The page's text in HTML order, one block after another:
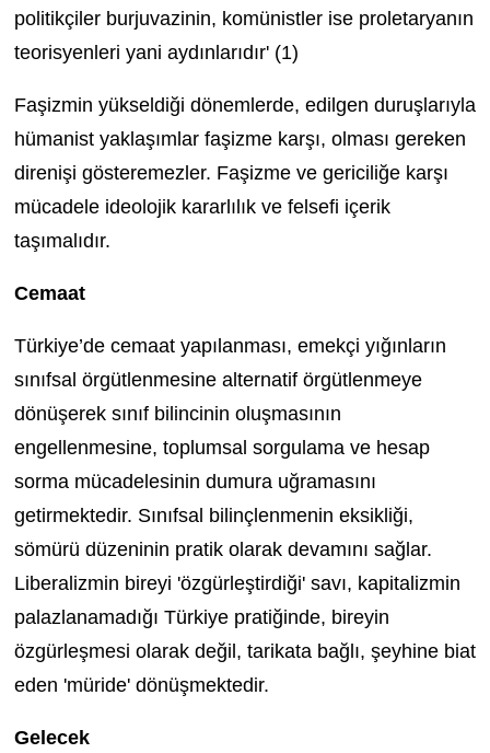
politikçiler burjuvazinin, komünistler ise proletaryanın
teorisyenleri yani aydınlarıdır' (1)
Faşizmin yükseldiği dönemlerde, edilgen duruşlarıyla
hümanist yaklaşımlar faşizme karşı, olması gereken
direnişi gösteremezler. Faşizme ve gericiliğe karşı
mücadele ideolojik kararlılık ve felsefi içerik
taşımalıdır.
Cemaat
Türkiye’de cemaat yapılanması, emekçi yığınların
sınıfsal örgütlenmesine alternatif örgütlenmeye
dönüşerek sınıf bilincinin oluşmasının
engellenmesine, toplumsal sorgulama ve hesap
sorma mücadelesinin dumura uğramasını
getirmektedir. Sınıfsal bilinçlenmenin eksikliği,
sömürü düzeninin pratik olarak devamını sağlar.
Liberalizmin bireyi 'özgürleştirdiği' savı, kapitalizmin
palazlanamadığı Türkiye pratiğinde, bireyin
özgürleşmesi olarak değil, tarikata bağlı, şeyhine biat
eden 'müride' dönüşmektedir.
Gelecek